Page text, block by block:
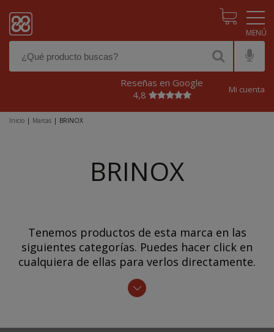
Reseñas en Google
4,8
Mi cuenta
Inicio | Marcas | BRINOX
BRINOX
Tenemos productos de esta marca en las
siguientes categorías. Puedes hacer click en
cualquiera de ellas para verlos directamente.